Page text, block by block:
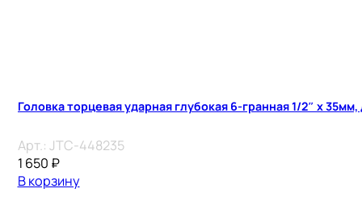
Головка торцевая ударная глубокая 6-гранная 1/2″ х
Арт.: JTC-448235
1 650 ₽
В корзину